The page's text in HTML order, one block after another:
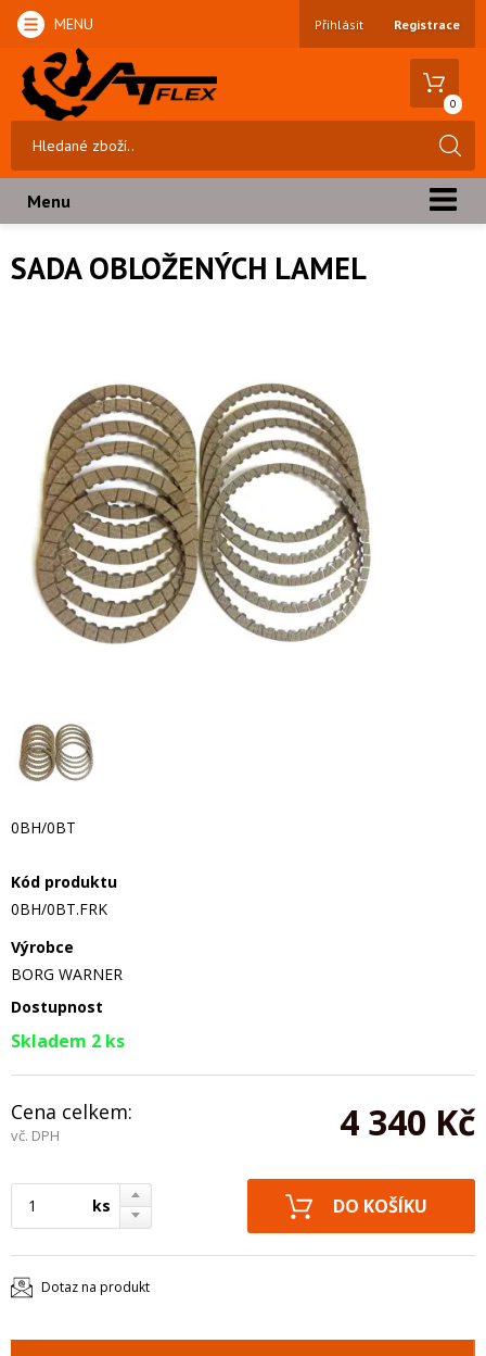
MENU Přihlásit Registrace
0
Menu
SADA OBLOŽENÝCH LAMEL
0BH/0BT
Kód produktu
0BH/0BT.FRK
Výrobce
BORG WARNER
Dostupnost
Skladem 2 ks
Cena celkem:
vč. DPH 4 340 Kč
ks
Dotaz na produkt